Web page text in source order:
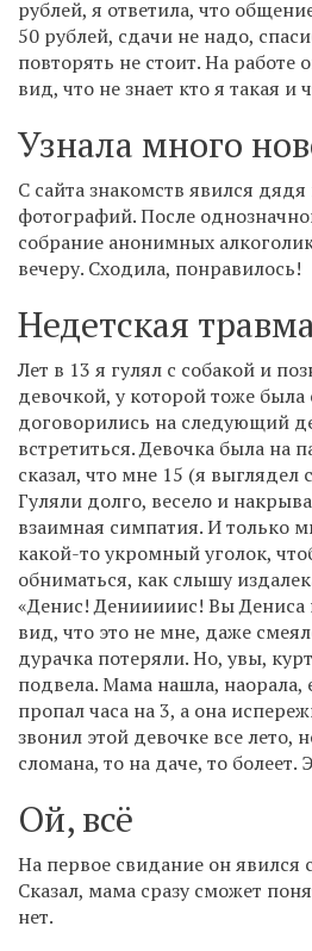
рублей, я ответила, что
50 рублей, сдачи не надо,
повторять не стоит. На работе
вид, что не знает кто я такая и
Узнала много
С сайта знакомств явился
фотографий. После
собрание анонимных
вечеру. Сходила, понравилось!
Недетская
Лет в 13 я гулял с собакой и
девочкой, у которой тоже
договорились на следующий
встретиться. Девочка была на
сказал, что мне 15 (я выглядел
Гуляли долго, весело и
взаимная симпатия. И только
какой-то укромный уголок,
обниматься, как слышу
«Денис! Денииииис! Вы Дениса
вид, что это не мне, даже
дурачка потеряли. Но, увы,
подвела. Мама нашла, наорала,
пропал часа на 3, а она
звонил этой девочке все лето,
сломана, то на даче, то болеет.
Ой, всё
На первое свидание он явился
Сказал, мама сразу сможет
нет.